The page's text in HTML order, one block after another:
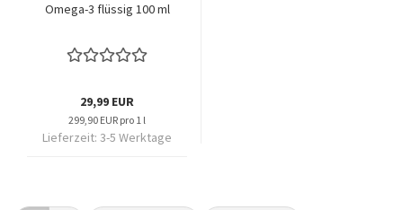
Omega-3 flüssig 100 ml
29,99 EUR
299,90 EUR pro 1 l
Lieferzeit: 3-5 Werktage